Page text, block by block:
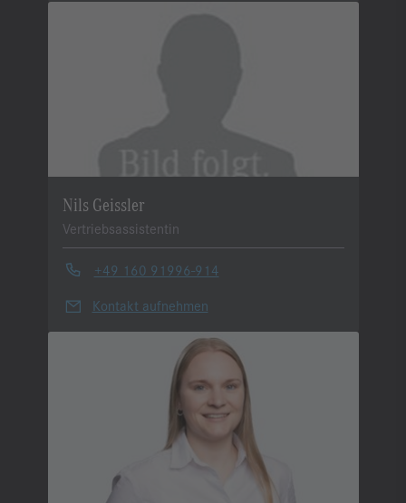
Nils Geissler
Vertriebsassistentin
+49 160 91996-914
Kontakt aufnehmen